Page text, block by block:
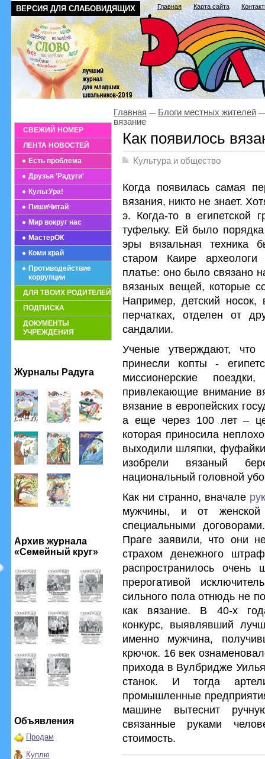
ВЕРСИЯ ДЛЯ СЛАБОВИДЯЩИХ Главная Карта сайта
СВЕЖИЙ НОМЕР
ЛЕНТА НОВОСТЕЙ
Есть проблема
Друзья 'Радуги'
КультУра!
ПишиЧитай
Мир вокруг нас
МастерОК
Коми край
Противодействие
коррупции
ДЛЯ ТВОИХ РОДИТЕЛЕЙ
ПОДПИСКА
ДОКУМЕНТЫ
УЧРЕЖДЕНИЯ
Журналы Радуга
Архив журнала
«Семейный круг»
Объявления
Продам
Куплю
Главная
Блоги местных жителей
вязание
Как появилось
Культура и общество
Когда появилась самая
вязания, никто не знает.
э. Когда-то в египетской
туфельку. Ей было
эры вязальная техника
старом Каире
платье: оно было связано
вязаных вещей, которые
Например, детский
перчатках, отделен от
сандалии.
Ученые утверждают, что
принесли копты -
миссионерские
привлекающие внимание
вязание в европейских
а еще через 100 лет –
которая приносила
выходили шляпки,
изобрели вязаный
национальный головной
Как ни странно, вначале
мужчины, и от женской
специальными
Праге заявили, что они
страхом денежного
распространилось
прерогативой
сильного пола отнюдь не
как вязание. В 40-х
конкурс, выявлявший
именно мужчина,
крючок. 16 век
прихода в Вулбридже
станок. И тогда
промышленные
машине вытеснит
связанные руками
стоимость.